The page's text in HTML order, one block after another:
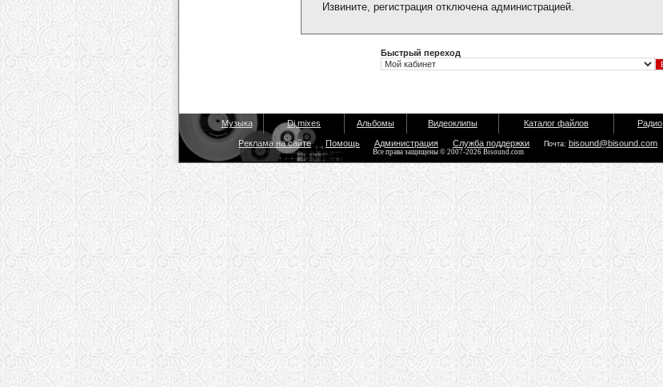
Извините, регистрация отключена администрацией.
Быстрый переход
Музыка Dj mixes Альбомы Видеоклипы Каталог файлов Радио
Реклама на сайте Помощь Администрация Служба поддержки Почта: bisound@bisound.com
Все права защищены © 2007-2026 Bisound.com